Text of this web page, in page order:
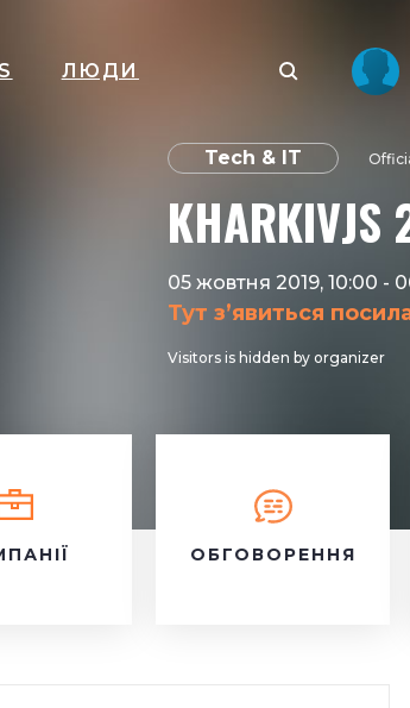
ЛЮДИ
Tech & IT
KHARKIVJS
05 жовтня 2019, 10:00 -
Тут з’явиться
Visitors is hidden by organizer
ОБГОВОРЕННЯ